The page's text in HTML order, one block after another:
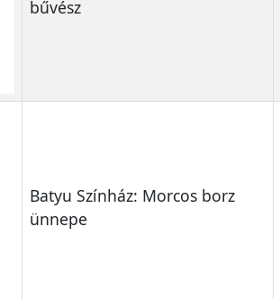
bűvész
Batyu Színház: Morcos borz
ünnepe